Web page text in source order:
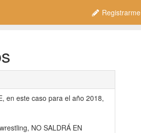
Registrarme
en este caso para el año 2018,
NO SALDRÁ EN